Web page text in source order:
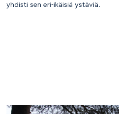
yhdisti sen eri-ikäisiä ystäviä.